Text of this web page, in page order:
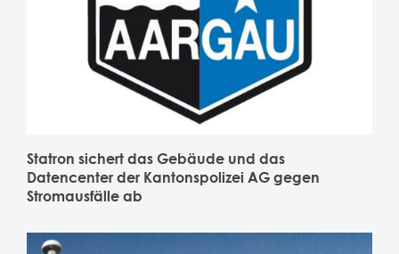
Statron sichert das Gebäude und das
Datencenter der Kantonspolizei AG gegen
Stromausfälle ab